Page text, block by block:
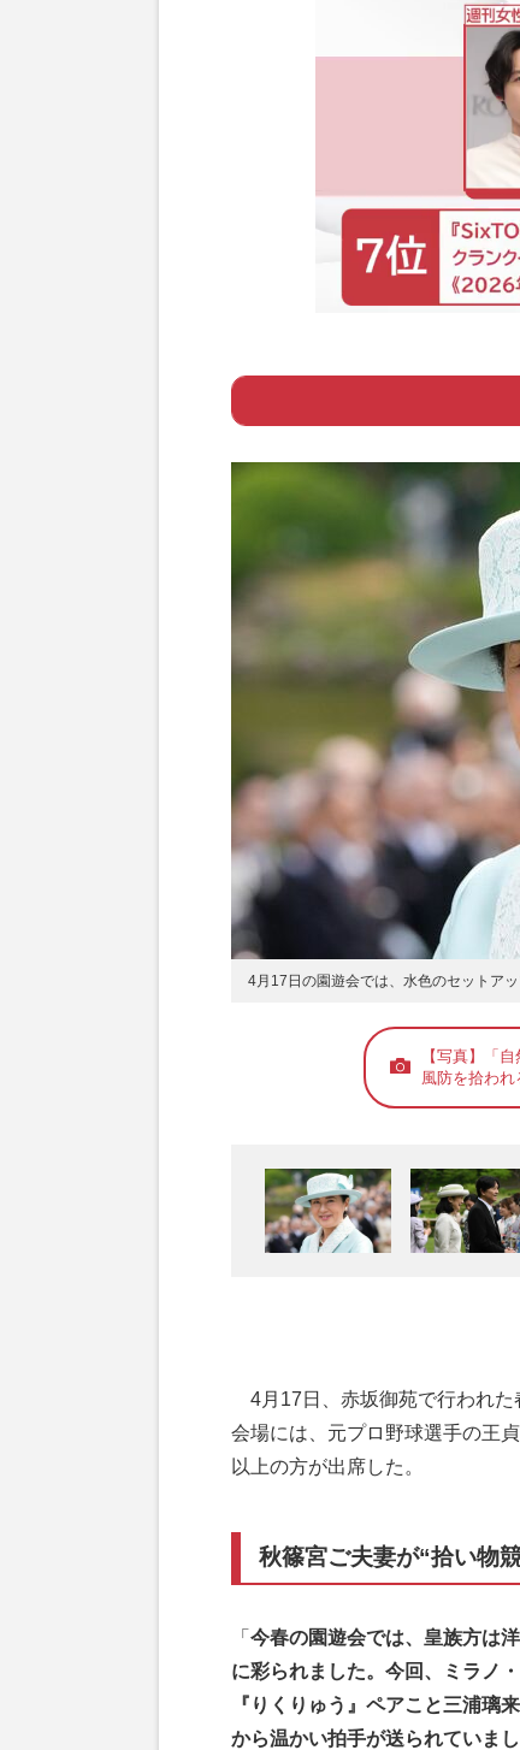
Page 1 ー 秋篠宮ご夫
4月17日の園遊会では、水色のセットア
【写真】「
風防を拾われ
4月17日、赤坂御苑で行われた
会場には、元プロ野球選手の王
以上の方が出席した。
秋篠宮ご夫妻が“拾い物
「 今春の園遊会では、皇族方は
に彩られました。今回、ミラノ
『りくりゅう』ペアこと三浦璃
から温かい拍手が送られていま